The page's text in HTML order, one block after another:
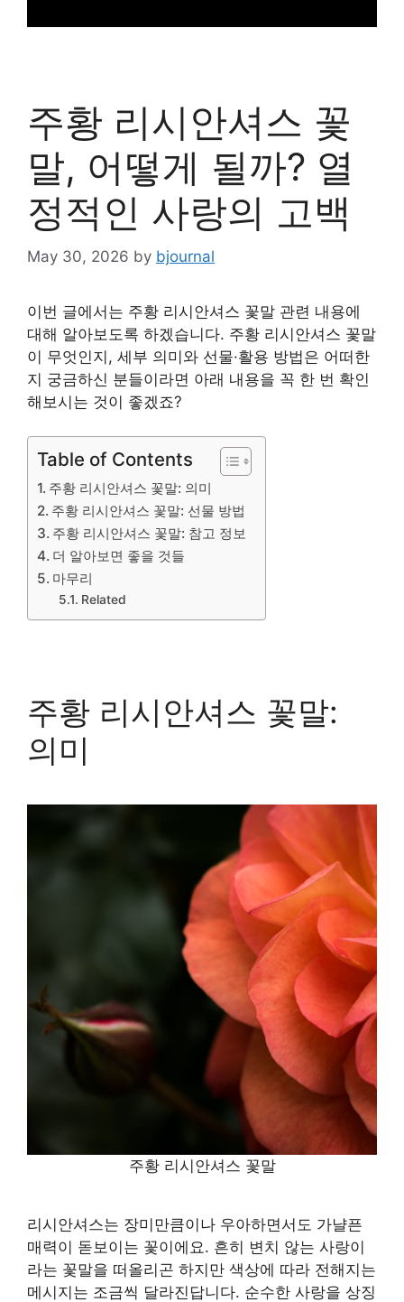
주황 리시안셔스 꽃
말, 어떻게 될까? 열
정적인 사랑의 고백
May 30, 2026 by bjournal
이번 글에서는 주황 리시안셔스 꽃말 관련 내용에
대해 알아보도록 하겠습니다. 주황 리시안셔스 꽃말
이 무엇인지, 세부 의미와 선물·활용 방법은 어떠한
지 궁금하신 분들이라면 아래 내용을 꼭 한 번 확인
해보시는 것이 좋겠죠?
Table of Contents
주황 리시안셔스 꽃말: 의미
주황 리시안셔스 꽃말: 선물 방법
주황 리시안셔스 꽃말: 참고 정보
더 알아보면 좋을 것들
마무리
Related
주황 리시안셔스 꽃말:
의미
주황 리시안셔스 꽃말
리시안셔스는 장미만큼이나 우아하면서도 가냘픈
매력이 돋보이는 꽃이에요. 흔히 변치 않는 사랑이
라는 꽃말을 떠올리곤 하지만 색상에 따라 전해지는
메시지는 조금씩 달라진답니다. 순수한 사랑을 상징